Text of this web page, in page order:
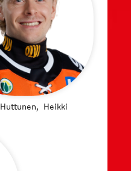
Huttunen, Heikki